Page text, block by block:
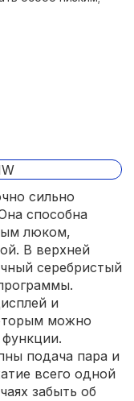
сильно
способна
люком,
В верхней
серебристый
и
можно
подача пара и
всего одной
забыть об